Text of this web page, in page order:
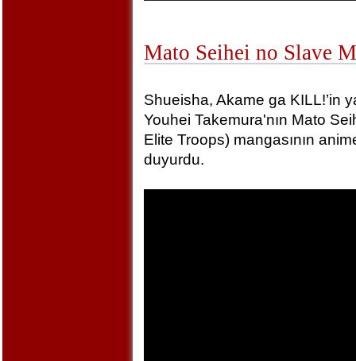
Mato Seihei no Slave
Shueisha, Akame ga KILL!’in
Youhei Takemura'nın Mato
Elite Troops) mangasının
duyurdu.